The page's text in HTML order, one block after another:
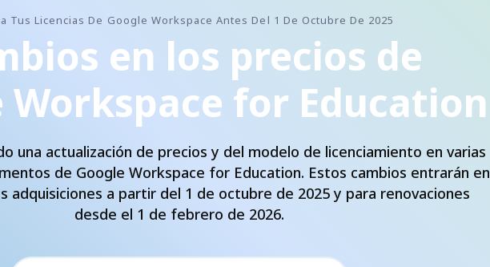
Tus Licencias De Google Workspace Antes Del 1 De Octubre De 2025
en los precios de
Workspace for Education
una actualización de precios y del modelo de licenciamiento en varias
de Google Workspace for Education. Estos cambios entrarán en
adquisiciones a partir del 1 de octubre de 2025 y para renovaciones
desde el 1 de febrero de 2026.